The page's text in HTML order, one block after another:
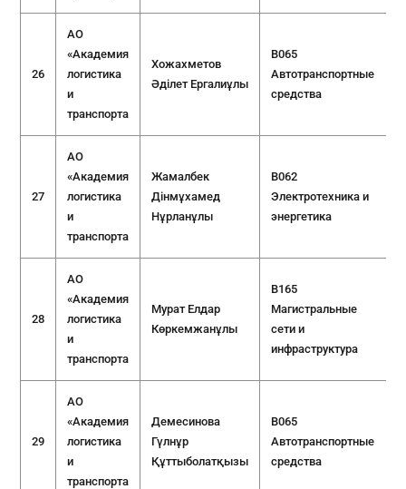
26
АО
«Академия
логистика
и
транспорта
Хожахметов
Әділет Ергалиұлы
B065
Автотранспортные
средства
27
АО
«Академия
логистика
и
транспорта
Жамалбек
Дінмұхамед
Нұрланұлы
B062
Электротехника и
энергетика
28
АО
«Академия
логистика
и
транспорта
Мурат Елдар
Көркемжанұлы
B165
Магистральные
сети и
инфраструктура
29
АО
«Академия
логистика
и
транспорта
Демесинова
Гүлнұр
Құттыболатқызы
B065
Автотранспортные
средства